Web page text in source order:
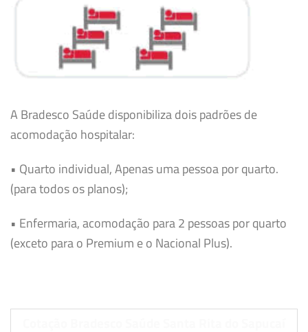
A Bradesco Saúde disponibiliza dois padrões de
acomodação hospitalar:
• Quarto individual, Apenas uma pessoa por quarto.
(para todos os planos);
• Enfermaria, acomodação para 2 pessoas por quarto
(exceto para o Premium e o Nacional Plus).